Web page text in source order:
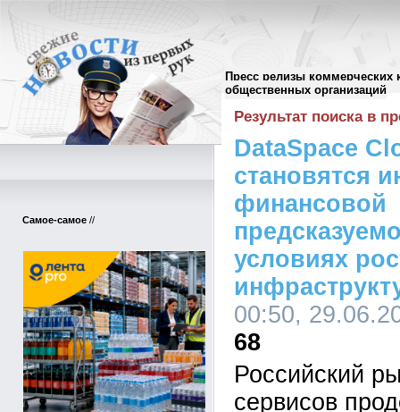
Пресс релизы коммерческих
общественных организаций
Самое-самое //
Поиск в пресс-релизах//
Результат поиска в
DataSpace
становятся
финансовой
условиях
00:50,
68
Российский
сервисов